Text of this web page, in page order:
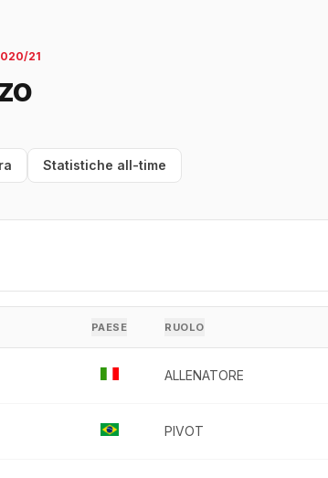
21
Statistiche all-time
PAESE RUOLO
ALLENATORE
PIVOT